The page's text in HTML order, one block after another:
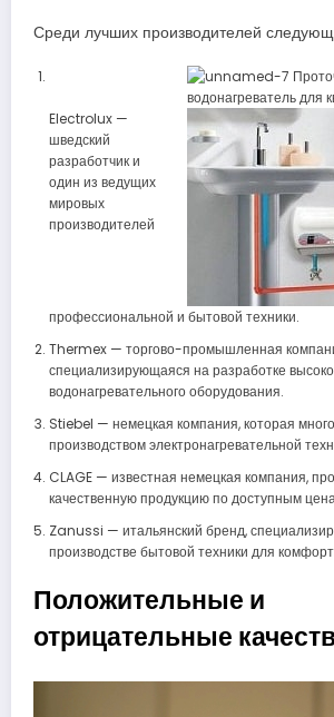
Среди лучших производителей
Electrolux —
шведский
разработчик и
один из ведущих
мировых
производителей
профессиональной и бытовой техники.
Thermex — торгово-промышленная
специализирующаяся на разработке
водонагревательного оборудования.
Stiebel — немецкая компания, которая
производством электронагревательной
CLAGE — известная немецкая компания,
качественную продукцию по доступным
Zanussi — итальянский бренд,
производстве бытовой техники для
Положительные и
отрицательные